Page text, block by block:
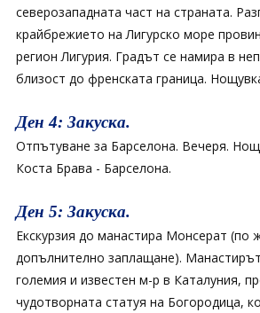
северозападната част на страната.
крайбрежието на Лигурско море
регион Лигурия. Градът се намира в
близост до френската граница.
Ден 4: Закуска.
Отпътуване за Барселона. Вечеря.
Коста Брава - Барселона.
Ден 5: Закуска.
Екскурзия до манастира Монсерат (по
допълнително заплащане).
големия и известен м-р в Каталуния,
чудотворната статуя на Богородица,